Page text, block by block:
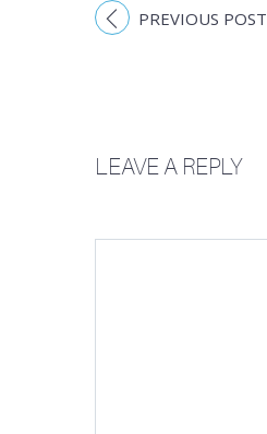
PREVIOUS POST
LEAVE A REPLY